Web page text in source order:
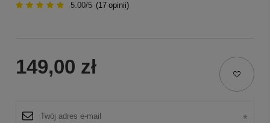
5.00/5 (17 opinii)
149,00 zł